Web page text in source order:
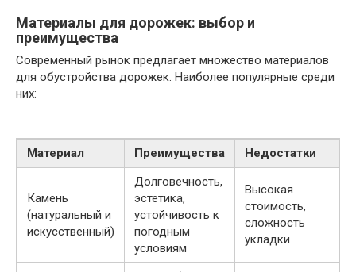
Материалы для дорожек: выбор и
преимущества
Современный рынок предлагает множество материалов
для обустройства дорожек. Наиболее популярные среди
них:
Материал Преимущества Недостатки
Камень
(натуральный и
искусственный)
Долговечность,
эстетика,
устойчивость к
погодным
условиям
Высокая
стоимость,
сложность
укладки